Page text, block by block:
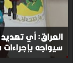
العراق: أي
سيواجه بإجراءات